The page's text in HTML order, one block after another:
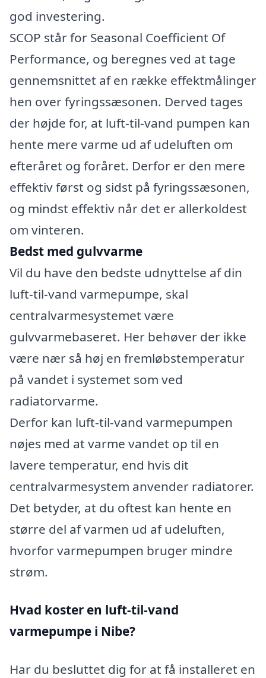
god investering.
SCOP står for Seasonal Coefficient Of
Performance, og beregnes ved at tage
gennemsnittet af en række effektmålinger
hen over fyringssæsonen. Derved tages
der højde for, at luft-til-vand pumpen kan
hente mere varme ud af udeluften om
efteråret og foråret. Derfor er den mere
effektiv først og sidst på fyringssæsonen,
og mindst effektiv når det er allerkoldest
om vinteren.
Bedst med gulvvarme
Vil du have den bedste udnyttelse af din
luft-til-vand varmepumpe, skal
centralvarmesystemet være
gulvvarmebaseret. Her behøver der ikke
være nær så høj en fremløbstemperatur
på vandet i systemet som ved
radiatorvarme.
Derfor kan luft-til-vand varmepumpen
nøjes med at varme vandet op til en
lavere temperatur, end hvis dit
centralvarmesystem anvender radiatorer.
Det betyder, at du oftest kan hente en
større del af varmen ud af udeluften,
hvorfor varmepumpen bruger mindre
strøm.
Hvad koster en luft-til-vand
varmepumpe i Nibe?
Har du besluttet dig for at få installeret en